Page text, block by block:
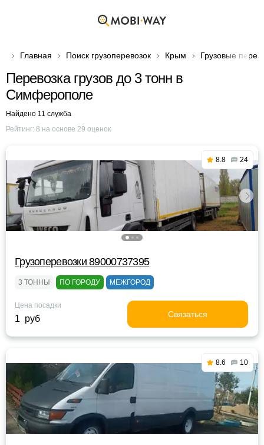
Главная Поиск грузоперевозок Крым Грузовые
Перевозка грузов до 3 тонн в
Симферополе
Найдено 11 служба
Рейтинг: 8 на основе 29 оценок
8.8 24
Грузоперевозки 89000737395
3 ТОННЫ ПО ГОРОДУ МЕЖГОРОД
Цена посадки
1 руб Связаться
8.6 10